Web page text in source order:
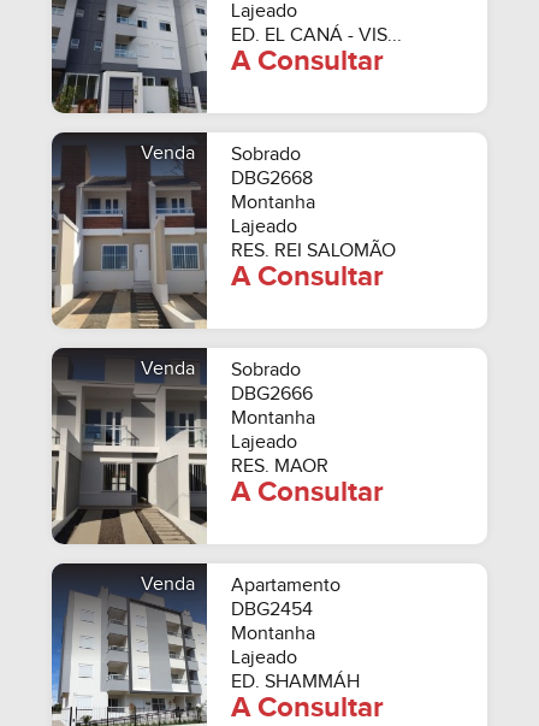
Lajeado
ED. EL CANÁ - VIS...
A Consultar
Venda
Sobrado
DBG2668
Montanha
Lajeado
RES. REI SALOMÃO
A Consultar
Venda
Sobrado
DBG2666
Montanha
Lajeado
RES. MAOR
A Consultar
Venda
Apartamento
DBG2454
Montanha
Lajeado
ED. SHAMMÁH
A Consultar